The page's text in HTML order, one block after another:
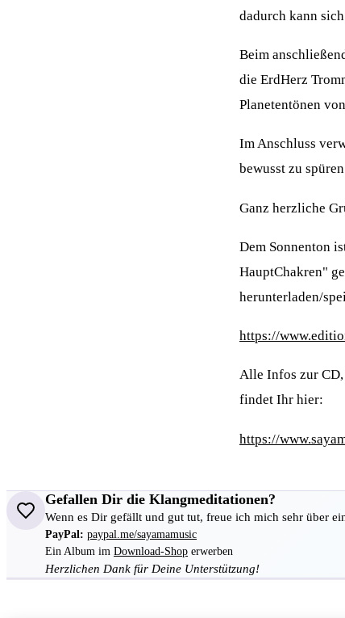
dadurch kann
Beim
die ErdHerz
Planetentönen
Im Anschluss
bewusst zu
Ganz herzliche
Dem Sonnenton
HauptChakren"
herunterladen/
https://
Alle Infos zur
findet Ihr hier:
https://
Gefallen Dir die Klangmeditationen?
Wenn es Dir gefällt und gut tut, freue ich mich sehr über
PayPal: paypal.me/sayamamusic
Ein Album im Download-Shop erwerben
Herzlichen Dank für Deine Unterstützung!